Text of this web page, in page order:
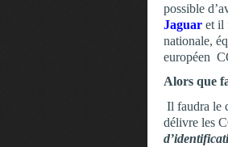
possible
Jaguar et il
nationale,
européen
Alors que
Il faudra le
délivre les